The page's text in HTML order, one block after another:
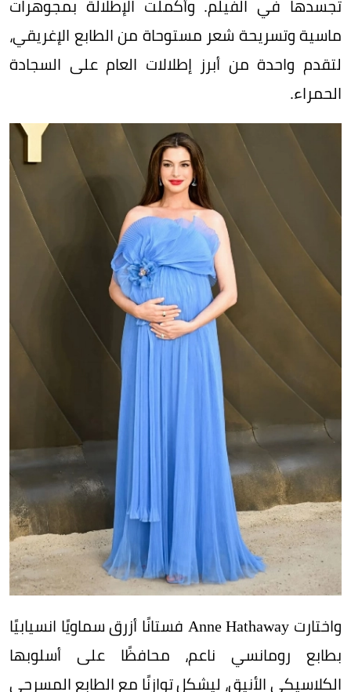
تجسدها في الفيلم. وأكملت الإطلالة بمجوهرات
ماسية وتسريحة شعر مستوحاة من الطابع الإغريقي،
لتقدم واحدة من أبرز إطلالات العام على السجادة
الحمراء.
واختارت Anne Hathaway فستانًا أزرق سماويًا انسيابيًا
بطابع رومانسي ناعم، محافظًا على أسلوبها
الكلاسيكي الأنيق، ليشكل توازنًا مع الطابع المسرحي